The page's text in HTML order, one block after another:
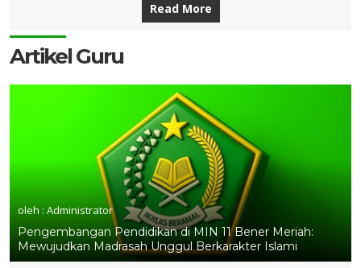
Read More
Artikel Guru
oleh : Administrator
Pengembangan Pendidikan di MIN 11 Bener Meriah:
Mewujudkan Madrasah Unggul Berkarakter Islami